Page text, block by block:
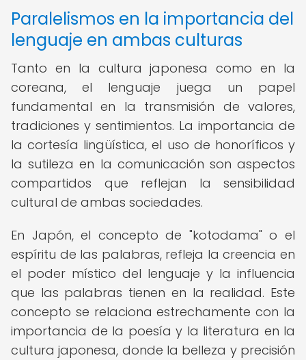
Paralelismos en la importancia del
lenguaje en ambas culturas
Tanto en la cultura japonesa como en la
coreana, el lenguaje juega un papel
fundamental en la transmisión de valores,
tradiciones y sentimientos. La importancia de
la cortesía lingüística, el uso de honoríficos y
la sutileza en la comunicación son aspectos
compartidos que reflejan la sensibilidad
cultural de ambas sociedades.
En Japón, el concepto de "kotodama" o el
espíritu de las palabras, refleja la creencia en
el poder místico del lenguaje y la influencia
que las palabras tienen en la realidad. Este
concepto se relaciona estrechamente con la
importancia de la poesía y la literatura en la
cultura japonesa, donde la belleza y precisión